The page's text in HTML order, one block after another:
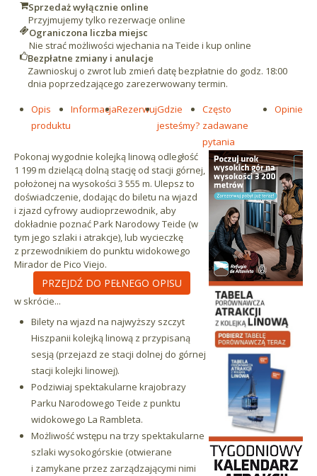
Sprzedaż wyłącznie online
Przyjmujemy tylko rezerwacje online
Ograniczona liczba miejsc
Nie strać możliwości wjechania na Teide i kup online
Bezpłatne zmiany i anulacje
Zawnioskuj o zwrot lub zmień datę bezpłatnie do godz. 18:00
dnia poprzedzającego zarezerwowany termin.
Opis
produktu
InformacjaRezerwujGdzie
jesteśmy?
Często
zadawane
pytania
Opinie
Pokonaj wygodnie kolejką linową odległość
1 199 m dzielącą dolną stację od stacji górnej,
położonej na wysokości 3 555 m. Ulepsz to
doświadczenie, dodając do biletu na wjazd
i zjazd cyfrowy audioprzewodnik, aby
dokładnie poznać Park Narodowy Teide (w
tym jego szlaki i atrakcje), lub wycieczkę
z przewodnikiem do punktu widokowego
Mirador de Pico Viejo.
PRZEJDŹ DO PEŁNEGO OPISU
w skrócie...
Bilety na wjazd na najwyższy szczyt
Hiszpanii kolejką linową z przypisaną
sesją (przejazd ze stacji dolnej do górnej
stacji kolejki linowej).
Podziwiaj spektakularne krajobrazy
Parku Narodowego Teide z punktu
widokowego La Rambleta.
Możliwość wstępu na trzy spektakularne
szlaki wysokogórskie (otwierane
i zamykane przez zarządzającymi nimi